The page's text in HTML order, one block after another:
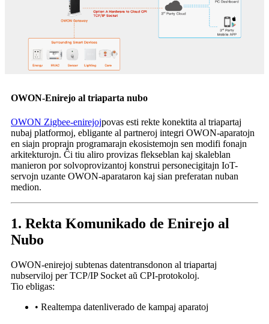
OWON-Enirejo al triaparta nubo
OWON Zigbee-enirejojpovas esti rekte konektita al triapartaj
nubaj platformoj, ebligante al partneroj integri OWON-aparatojn
en siajn proprajn programarajn ekosistemojn sen modifi fonajn
arkitekturojn. Ĉi tiu aliro provizas flekseblan kaj skaleblan
manieron por solvoprovizantoj konstrui personecigitajn IoT-
servojn uzante OWON-aparataron kaj sian preferatan nuban
medion.
1. Rekta Komunikado de Enirejo al
Nubo
OWON-enirejoj subtenas datentransdonon al triapartaj
nubserviloj per TCP/IP Socket aŭ CPI-protokoloj.
Tio ebligas:
• Realtempa datenliverado de kampaj aparatoj